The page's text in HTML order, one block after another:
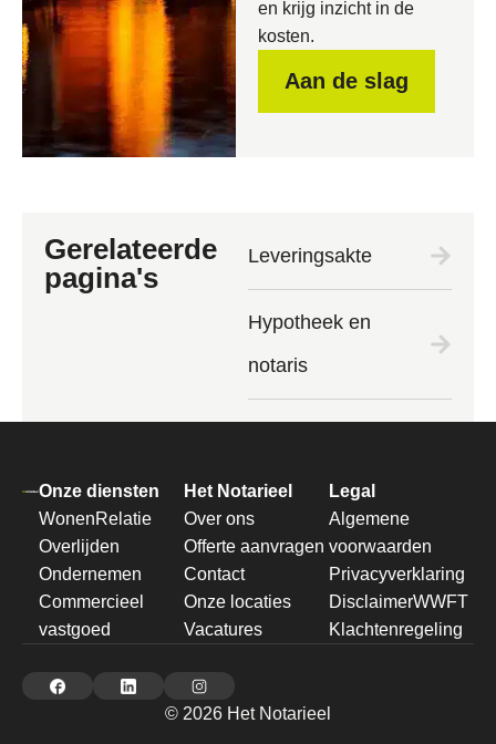
en krijg inzicht in de
kosten.
Aan de slag
Gerelateerde
pagina's
Leveringsakte
Hypotheek en
notaris
Onze diensten
WonenRelatie
Overlijden
Ondernemen
Commercieel
vastgoed
Het Notarieel
Over ons
Offerte aanvragen
Contact
Onze locaties
Vacatures
Legal
Algemene
voorwaarden
Privacyverklaring
DisclaimerWWFT
Klachtenregeling
© 2026 Het Notarieel